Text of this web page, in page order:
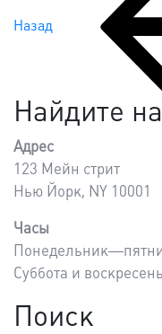
по
Назад
Найдите
Адрес
123 Мейн стрит
Нью Йорк, NY 10001
Часы
Суббота и
Поиск